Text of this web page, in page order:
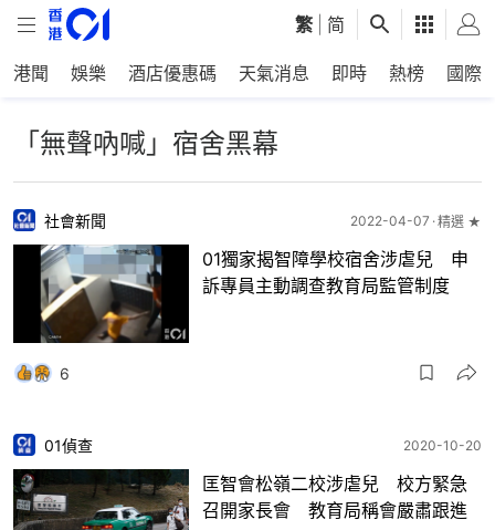
繁 简
港聞 娛樂 酒店優惠碼 天氣消息 即時 熱榜 國際
「無聲吶喊」宿舍黑幕
社會新聞 2022-04-07 精選 ★
01獨家揭智障學校宿舍涉虐兒 申
訴專員主動調查教育局監管制度
6
01偵查 2020-10-20
匡智會松嶺二校涉虐兒 校方緊急
召開家長會 教育局稱會嚴肅跟進